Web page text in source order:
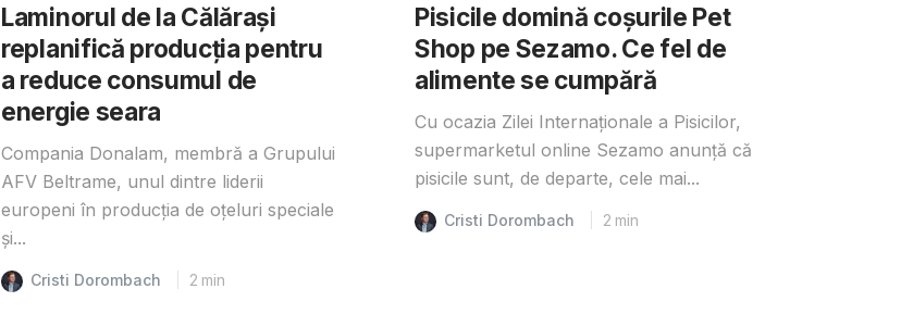
Laminorul de la Călărași
replanifică producția pentru
a reduce consumul de
energie seara
Compania Donalam, membră a Grupului
AFV Beltrame, unul dintre liderii
europeni în producția de oțeluri speciale
și...
Cristi Dorombach 2 min
Pisicile domină coșurile Pet
Shop pe Sezamo. Ce fel de
alimente se cumpără
Cu ocazia Zilei Internaționale a Pisicilor,
supermarketul online Sezamo anunță că
pisicile sunt, de departe, cele mai...
Cristi Dorombach 2 min